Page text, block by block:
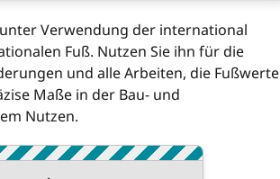
Verwendung der international
Fuß. Nutzen Sie ihn für die
und alle Arbeiten, die Fußwerte
Maße in der Bau- und
Nutzen.